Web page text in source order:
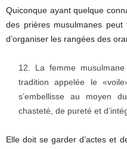
Quiconque ayant quelque
des prières musulmanes
d’organiser les rangées des
La femme
tradition appelée le
s’embellisse au moyen
chasteté, de pureté et
Elle doit se garder d’actes et